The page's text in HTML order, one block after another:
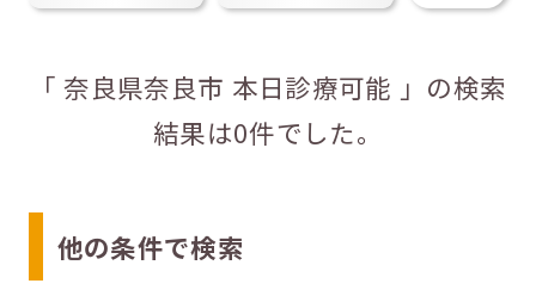
「 奈良県奈良市 本日診療可能 」の検索
結果は0件でした。
他の条件で検索